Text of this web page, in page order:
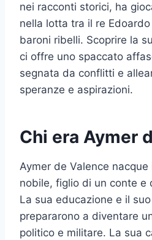
nei racconti storici, ha
nella lotta tra il re Edoardo
baroni ribelli. Scoprire la
ci offre uno spaccato
segnata da conflitti e
speranze e aspirazioni.
Chi era Aymer
Aymer de Valence
nobile, figlio di un conte e
La sua educazione e il
prepararono a diventare
politico e militare. La sua